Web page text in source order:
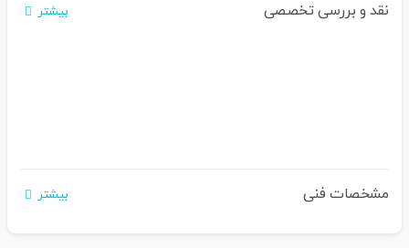
نقد و بررسی تخصصی بیشتر
مشخصات فنی بیشتر